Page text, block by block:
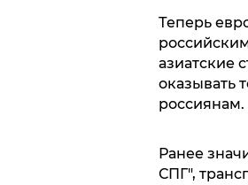
Теперь
азиатские
оказывать
россиянам.
Ранее
СПГ",